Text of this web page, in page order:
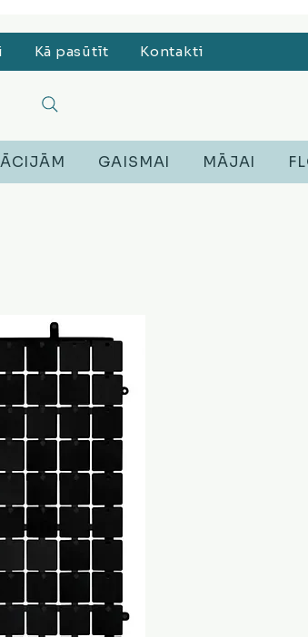
Kā pasūtīt Kontakti
GAISMAI MĀJAI